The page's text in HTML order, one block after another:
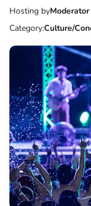
Hosting byModerator
Category:Culture/